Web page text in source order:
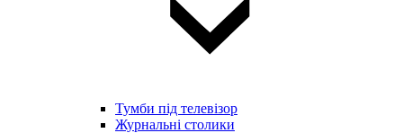
Тумби під телевізор
Журнальні столики